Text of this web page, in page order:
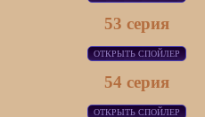
53 серия
54 серия